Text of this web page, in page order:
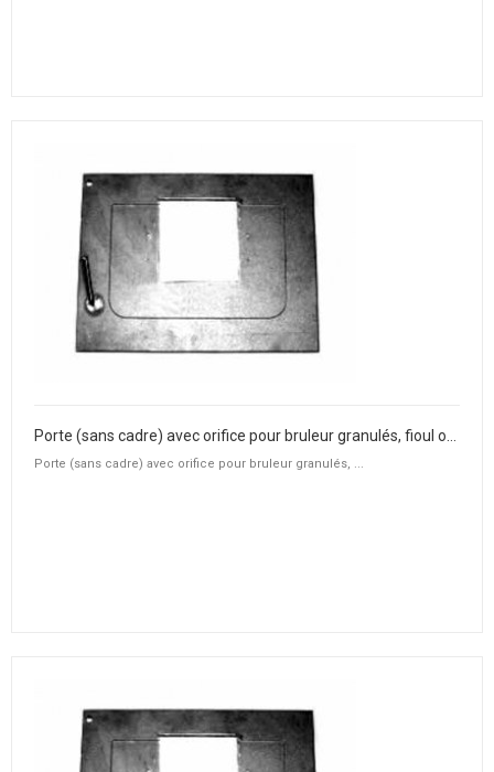
Porte (sans cadre) avec orifice pour bruleur granulés, ...